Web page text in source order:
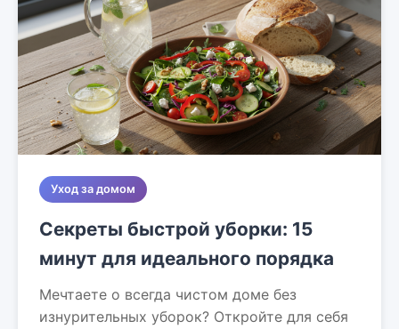
Уход за домом
Секреты быстрой уборки: 15
минут для идеального порядка
Мечтаете о всегда чистом доме без
изнурительных уборок? Откройте для себя